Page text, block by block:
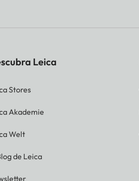
Leica
Stores
Akademie
Welt
de Leica